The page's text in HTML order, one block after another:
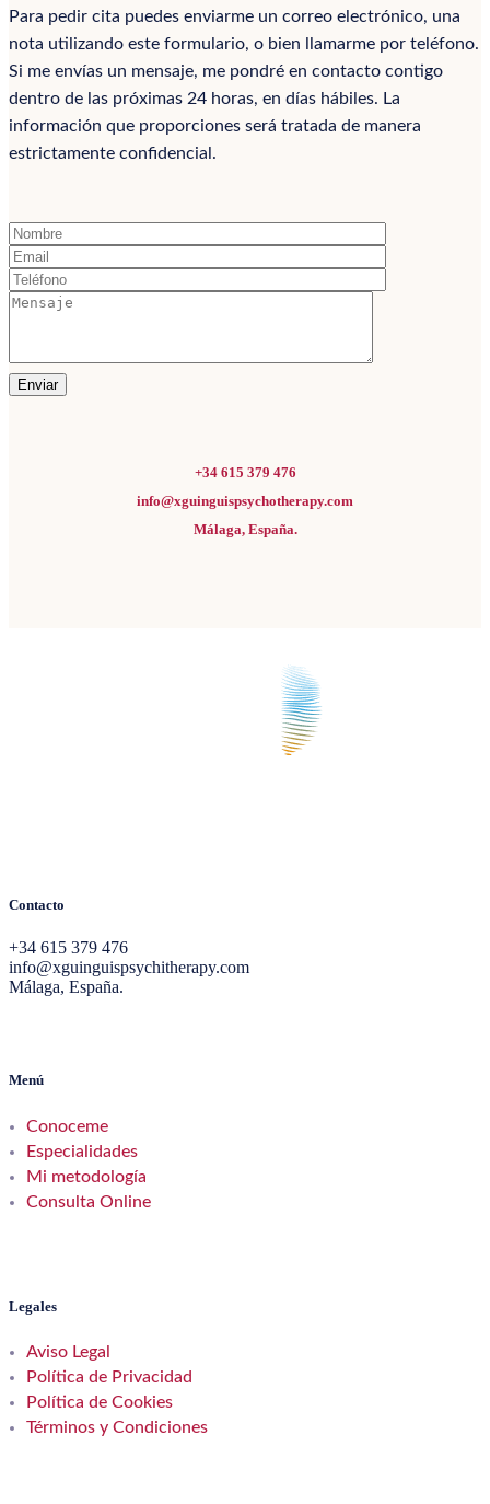
Para pedir cita puedes enviarme un correo electrónico, una
nota utilizando este formulario, o bien llamarme por teléfono.
Si me envías un mensaje, me pondré en contacto contigo
dentro de las próximas 24 horas, en días hábiles. La
información que proporciones será tratada de manera
estrictamente confidencial.
Enviar
+34 615 379 476
info@xguinguispsychotherapy.com
Málaga, España.
Contacto
+34 615 379 476
info@xguinguispsychitherapy.com
Málaga, España.
Menú
Conoceme
Especialidades
Mi metodología
Consulta Online
Legales
Aviso Legal
Política de Privacidad
Política de Cookies
Términos y Condiciones